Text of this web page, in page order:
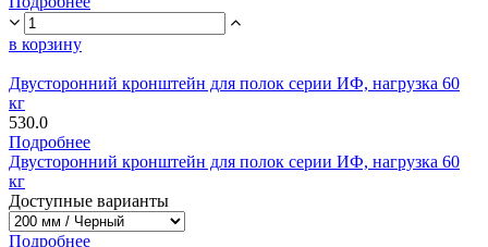
в корзину
Двусторонний кронштейн для полок серии ИФ, нагрузка 60
кг
530.0
Подробнее
Двусторонний кронштейн для полок серии ИФ, нагрузка 60
кг
Доступные варианты
Подробнее